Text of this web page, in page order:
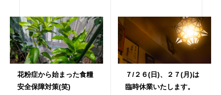
花粉症から始まった食糧
安全保障対策(笑)
７/２６(日)、２７(月)は
臨時休業いたします。